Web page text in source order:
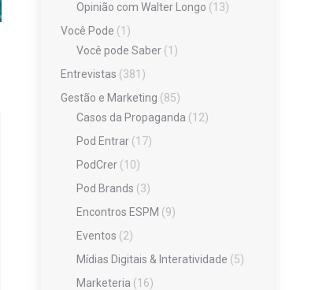
Opinião com Walter Longo (13)
Você Pode (1)
Você pode Saber (1)
Entrevistas (381)
Gestão e Marketing (85)
Casos da Propaganda (12)
Pod Entrar (17)
PodCrer (10)
Pod Brands (3)
Encontros ESPM (9)
Eventos (2)
Mídias Digitais & Interatividade (5)
Marketeria (16)